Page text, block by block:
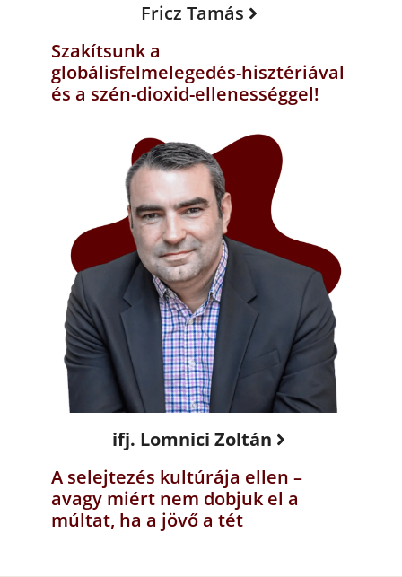
Fricz Tamás
Szakítsunk a
globálisfelmelegedés-hisztériával
és a szén-dioxid-ellenességgel!
ifj. Lomnici Zoltán
A selejtezés kultúrája ellen –
avagy miért nem dobjuk el a
múltat, ha a jövő a tét